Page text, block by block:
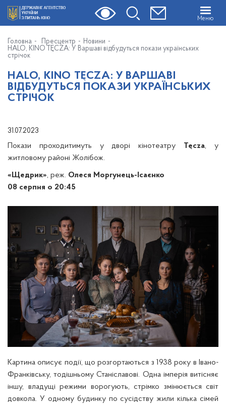
Меню
Головна Пресцентр
Новини
HALO, KINO TĘCZA: У Варшаві відбудуться покази українських
стрічок
HALO, KINO TĘCZA: У ВАРШАВІ
ВІДБУДУТЬСЯ ПОКАЗИ УКРАЇНСЬКИХ
СТРІЧОК
31.07.2023
Покази проходитимуть у дворі кінотеатру Tęcza, у
житловому районі Жолібож.
«Щедрик», реж. Олеся Моргунець-Ісаєнко
08 серпня о 20:45
Картина описує події, що розгортаються з 1938 року в Івано-
Франківську, тодішньому Станіславові. Одна імперія витісняє
іншу, владущі режими ворогують, стрімко змінюється світ
довкола. У одному будинку по сусідству жили кілька сімей